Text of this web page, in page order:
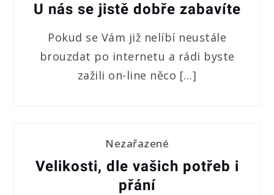
U nás se jistě dobře zabavíte
Pokud se Vám již nelíbí neustále
brouzdat po internetu a rádi byste
zažili on-line něco […]
Nezařazené
Velikosti, dle vašich potřeb i
přání